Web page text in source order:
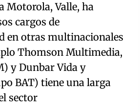
Motorola, Valle, ha
cargos de
en otras multinacionales
Thomson Multimedia,
y Dunbar Vida y
BAT) tiene una larga
sector